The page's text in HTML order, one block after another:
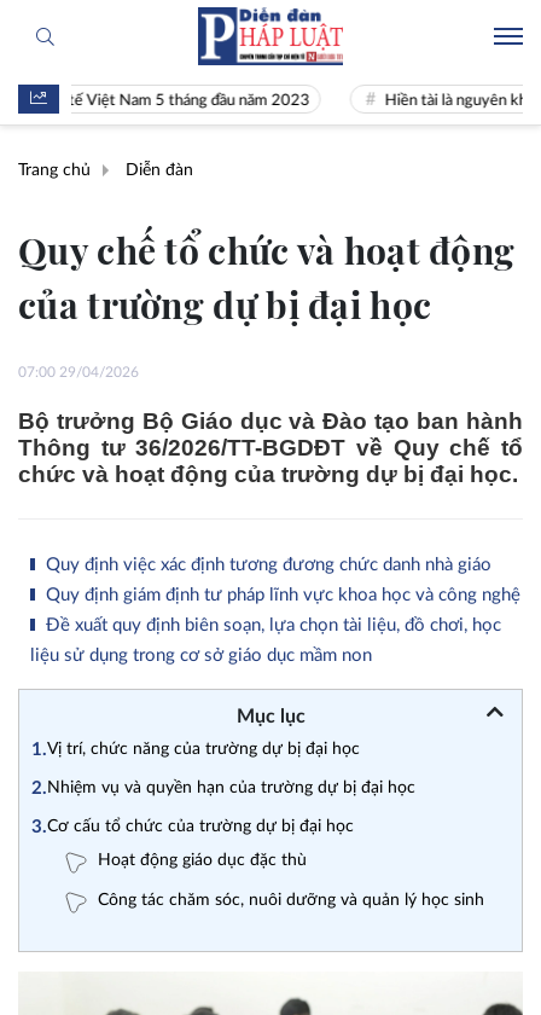
tế Việt Nam 5 tháng đầu năm 2023 Hiền tài là nguyên khí Quốc gia
Trang chủ Diễn đàn
Quy chế tổ chức và hoạt động
của trường dự bị đại học
07:00 29/04/2026
Bộ trưởng Bộ Giáo dục và Đào tạo ban hành
Thông tư 36/2026/TT-BGDĐT về Quy chế tổ
chức và hoạt động của trường dự bị đại học.
Quy định việc xác định tương đương chức danh nhà giáo
Quy định giám định tư pháp lĩnh vực khoa học và công nghệ
Đề xuất quy định biên soạn, lựa chọn tài liệu, đồ chơi, học
liệu sử dụng trong cơ sở giáo dục mầm non
Mục lục
1.Vị trí, chức năng của trường dự bị đại học
2. Nhiệm vụ và quyền hạn của trường dự bị đại học
3.Cơ cấu tổ chức của trường dự bị đại học
Hoạt động giáo dục đặc thù
Công tác chăm sóc, nuôi dưỡng và quản lý học sinh